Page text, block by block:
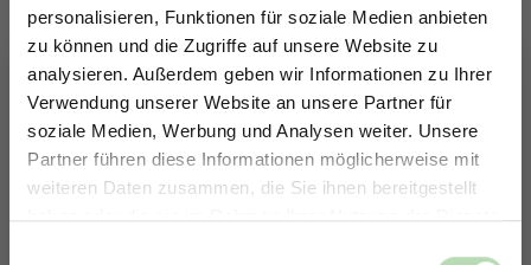
personalisieren, Funktionen für soziale Medien anbieten
zu können und die Zugriffe auf unsere Website zu
analysieren. Außerdem geben wir Informationen zu Ihrer
Verwendung unserer Website an unsere Partner für
soziale Medien, Werbung und Analysen weiter. Unsere
Partner führen diese Informationen möglicherweise mit
weiteren Daten zusammen, die Sie ihnen bereitgestellt
haben oder die sie im Rahmen Ihrer Nutzung der Dienste
ERHALTE 5% RABATT AUF
DEINE RÜCKWÄNDE